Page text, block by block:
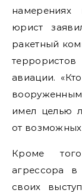
намерениях
юрист
ракетный
авиации.
имел целью
от
Кроме
агрессора
своих